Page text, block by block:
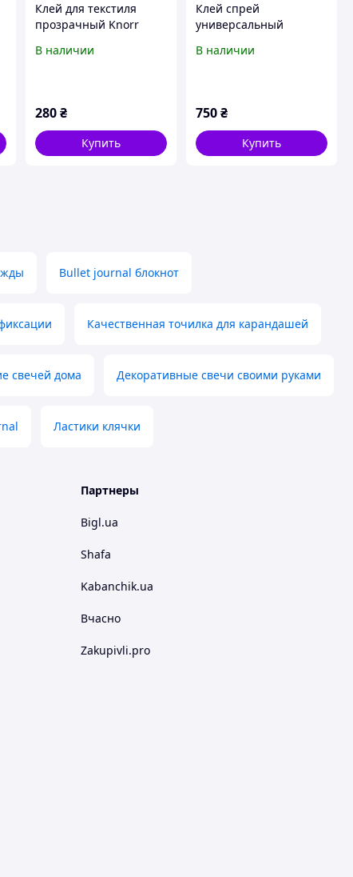
Клей для текстиля
прозрачный Knorr
В наличии
280 ₴
Купить
Клей спрей
универсальный
Prandell 218050007
В наличии
750₴
Купить
Bullet journal блокнот
Качественная точилка для карандашей
свечей дома Декоративные свечи своими руками
Ластики клячки
Партнеры
Bigl.ua
Shafa
Kabanchik.ua
Вчасно
Zakupivli.pro